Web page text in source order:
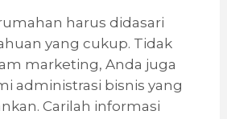
harus didasari
yang cukup. Tidak
marketing, Anda juga
administrasi bisnis yang
Carilah informasi